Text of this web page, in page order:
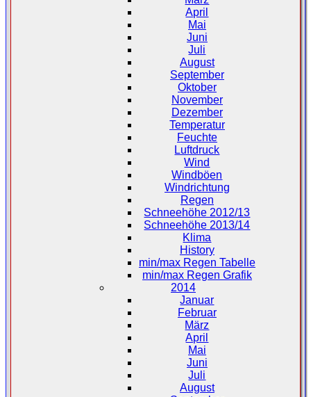
April
Mai
Juni
Juli
August
September
Oktober
November
Dezember
Temperatur
Feuchte
Luftdruck
Wind
Windböen
Windrichtung
Regen
Schneehöhe 2012/13
Schneehöhe 2013/14
Klima
History
min/max Regen Tabelle
min/max Regen Grafik
2014
Januar
Februar
März
April
Mai
Juni
Juli
August